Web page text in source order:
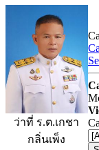
ว่าที่ ร.ต.เกชา
กลิ่นเพ็ง